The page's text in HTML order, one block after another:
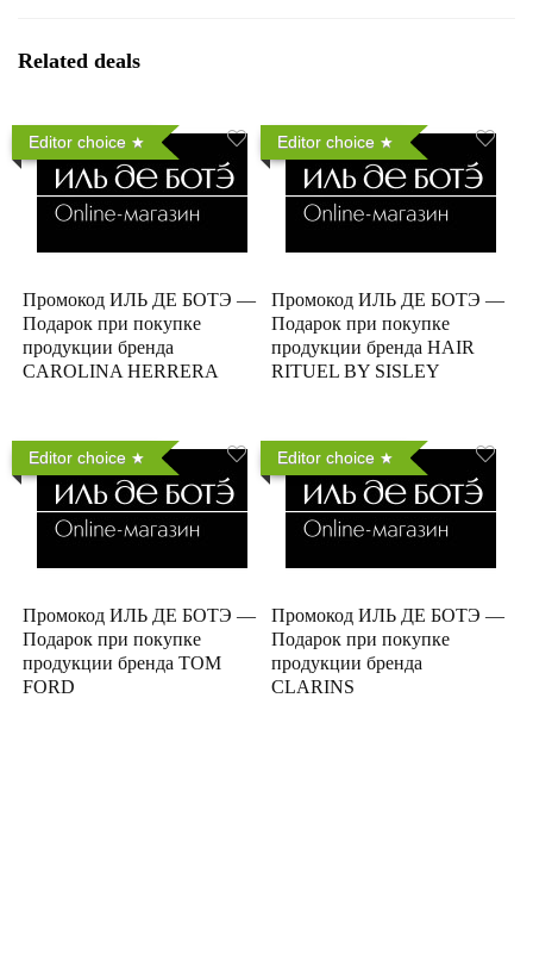
Related deals
Editor choice
Промокод ИЛЬ ДЕ БОТЭ —
Подарок при покупке
продукции бренда
CAROLINA HERRERA
Editor choice
Промокод ИЛЬ ДЕ БОТЭ —
Подарок при покупке
продукции бренда HAIR
RITUEL BY SISLEY
Editor choice
Промокод ИЛЬ ДЕ БОТЭ —
Подарок при покупке
продукции бренда TOM
FORD
Editor choice
Промокод ИЛЬ ДЕ БОТЭ —
Подарок при покупке
продукции бренда
CLARINS